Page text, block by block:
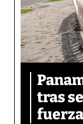
tras